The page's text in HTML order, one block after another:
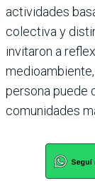
actividades
colectiva y
invitaron a
persona puede
comunidades